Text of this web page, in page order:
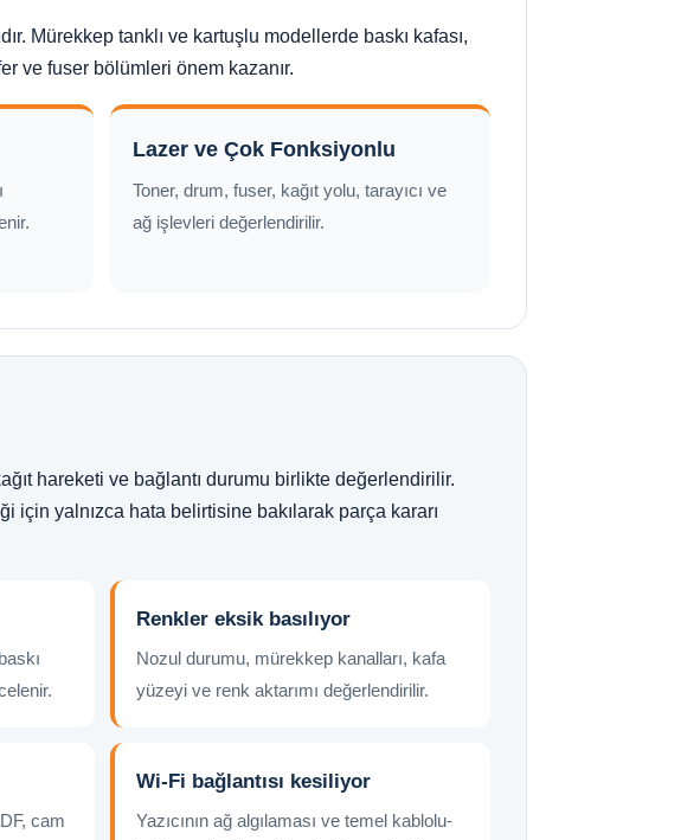
Mürekkep tanklı ve kartuşlu modellerde baskı kafası,
ve fuser bölümleri önem kazanır.
Lazer ve Çok Fonksiyonlu
Toner, drum, fuser, kağıt yolu, tarayıcı ve
ağ işlevleri değerlendirilir.
hareketi ve bağlantı durumu birlikte değerlendirilir.
için yalnızca hata belirtisine bakılarak parça kararı
Renkler eksik basılıyor
Nozul durumu, mürekkep kanalları, kafa
yüzeyi ve renk aktarımı değerlendirilir.
cam
Wi-Fi bağlantısı kesiliyor
Yazıcının ağ algılaması ve temel kablolu-